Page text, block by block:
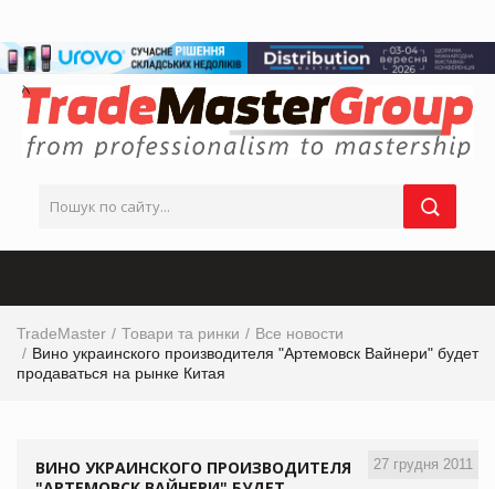
TradeMaster Товари та ринки
Все новости
Вино украинского производителя "Артемовск Вайнери" будет
продаваться на рынке Китая
27 грудня 2011
ВИНО УКРАИНСКОГО ПРОИЗВОДИТЕЛЯ